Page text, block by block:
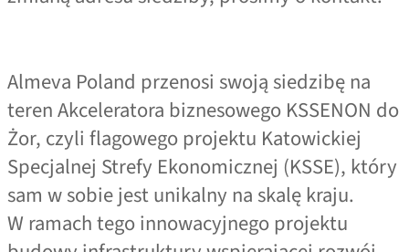
Almeva Poland przenosi swoją siedzibę na
teren Akceleratora biznesowego KSSENON do
Żor, czyli flagowego projektu Katowickiej
Specjalnej Strefy Ekonomicznej (KSSE), który
sam w sobie jest unikalny na skalę kraju.
W ramach tego innowacyjnego projektu